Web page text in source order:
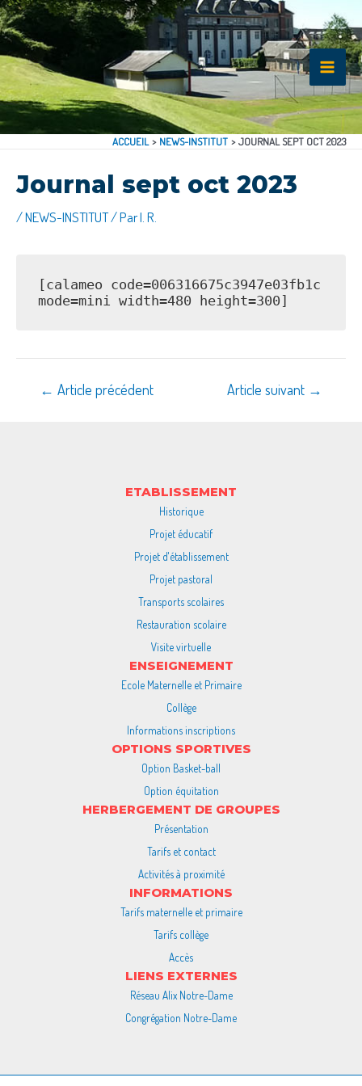
ACCUEIL NEWS-INSTITUT JOURNAL SEPT OCT 2023
Journal sept oct 2023
/NEWS-INSTITUT/ ParI. R.
[calameo code=006316675c3947e03fb1c
mode=mini width=480 height=300]
← Article précédent Article suivant →
ETABLISSEMENT
Historique
Projet éducatif
Projet d'établissement
Projet pastoral
Transports scolaires
Restauration scolaire
Visite virtuelle
ENSEIGNEMENT
Ecole Maternelle et Primaire
Collège
Informations inscriptions
OPTIONS SPORTIVES
Option Basket-ball
Option équitation
HERBERGEMENT DE GROUPES
Présentation
Tarifs et contact
Activités à proximité
INFORMATIONS
Tarifs maternelle et primaire
Tarifs collège
Accès
LIENS EXTERNES
Réseau Alix Notre-Dame
Congrégation Notre-Dame